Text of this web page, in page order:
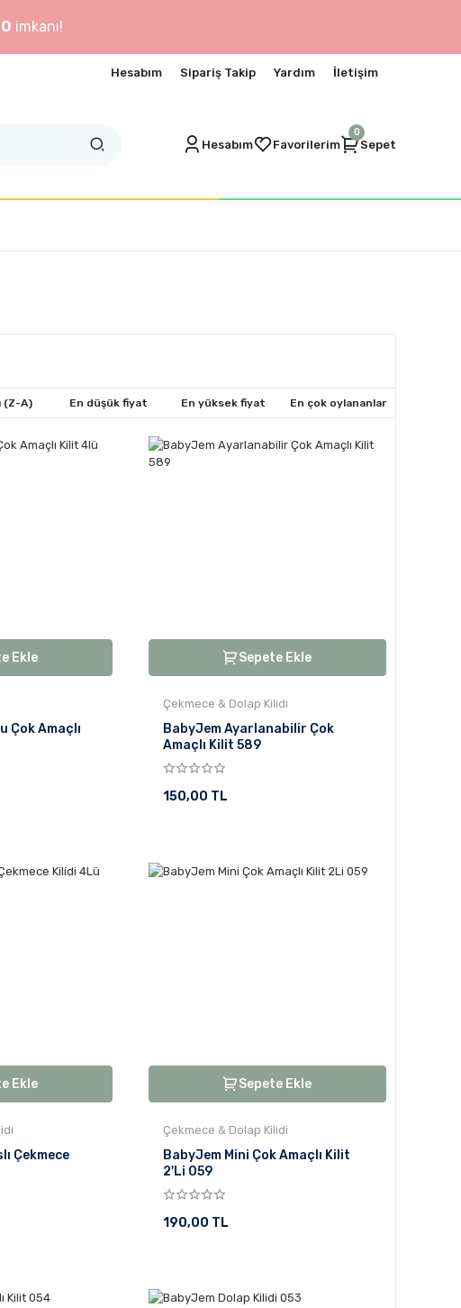
imkanı!
Hesabım Sipariş Takip Yardım İletişim
Hesabım Favorilerim
0
Sepet
(Z-A) En düşük fiyat En yüksek fiyat En çok oylananlar
Ekle
Çok Amaçlı
Sepete Ekle
Çekmece & Dolap Kilidi
BabyJem Ayarlanabilir Çok
Amaçlı Kilit 589
150,00 TL
Ekle
Çekmece
Sepete Ekle
Çekmece & Dolap Kilidi
BabyJem Mini Çok Amaçlı Kilit
2'Li 059
190,00 TL